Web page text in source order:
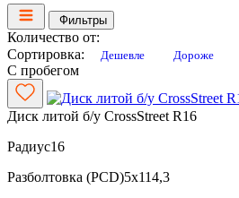
Фильтры
Количество от:
Сортировка:
Дешевле Дороже
С пробегом
Диск литой б/у CrossStreet R16
Радиус16
Разболтовка (PCD)5x114,3